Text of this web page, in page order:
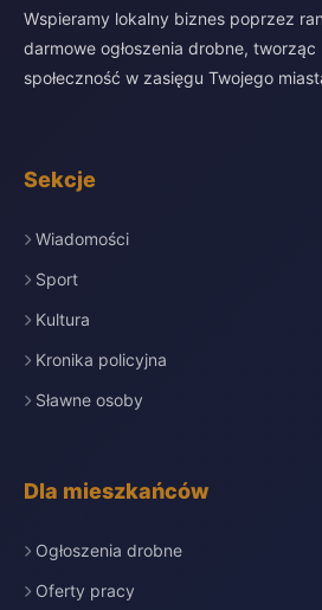
Wspieramy lokalny biznes poprzez
darmowe ogłoszenia drobne, tworząc
społeczność w zasięgu Twojego
Sekcje
Wiadomości
Sport
Kultura
Kronika policyjna
Sławne osoby
Dla mieszkańców
Ogłoszenia drobne
Oferty pracy